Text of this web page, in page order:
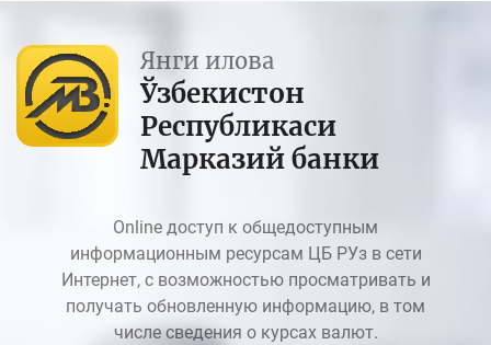
Янги илова
Ўзбекистон
Республикаси
Марказий банки
Online доступ к общедоступным
информационным ресурсам ЦБ РУз в сети
Интернет, с возможностью просматривать и
получать обновленную информацию, в том
числе сведения о курсах валют.